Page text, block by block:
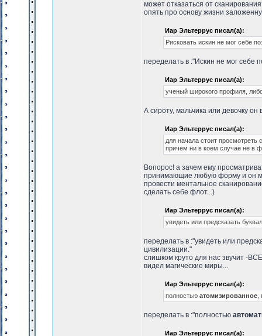
может отказаться от
опять про основу жизни
Иар Эльтеррус писал(а):
Рисковать искин не мог себе
переделать в :"Искин не мог себе
Иар Эльтеррус писал(а):
ученый широкого профиля,
А сироту, мальчика или девочку
Иар Эльтеррус писал(а):
для начала стоит
причем ни в коем случае не в
Вопорос! а зачем ему
принимающие любую форму и он
провести ментальное
сделать себе флот...)
Иар Эльтеррус писал(а):
увидеть или предсказать
переделать в :"увидеть или
цивилизации."
слишком круто для нас звучит -
видел магические миры...
Иар Эльтеррус писал(а):
полностью атомизированное
переделать в :"полностью
Иар Эльтеррус писал(а):